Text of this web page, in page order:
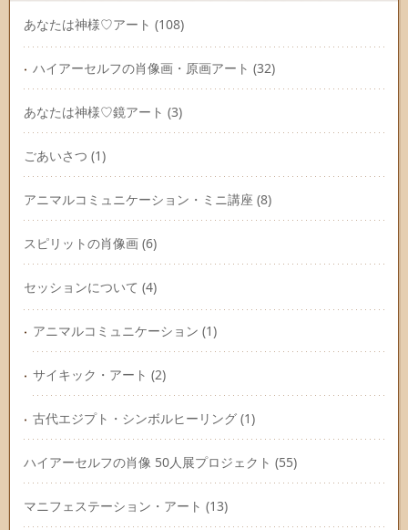
あなたは神様♡アート (108)
ハイアーセルフの肖像画・原画アート (32)
あなたは神様♡鏡アート (3)
ごあいさつ (1)
アニマルコミュニケーション・ミニ講座 (8)
スピリットの肖像画 (6)
セッションについて (4)
アニマルコミュニケーション (1)
サイキック・アート (2)
古代エジプト・シンボルヒーリング (1)
ハイアーセルフの肖像 50人展プロジェクト (55)
マニフェステーション・アート (13)